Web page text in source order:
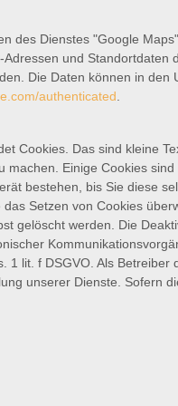
des Dienstes "Google
und
Die Daten können in den
authenticated
Cookies. Das sind kleine
machen. Einige Cookies
bestehen, bis Sie diese
Setzen von Cookies
gelöscht werden. Die
1 lit. f DSGVO. Als
unserer Dienste. Sofern